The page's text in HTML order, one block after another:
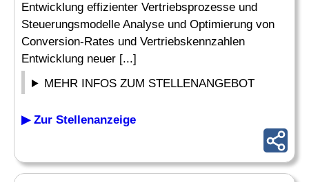
Entwicklung effizienter Vertriebsprozesse und
Steuerungsmodelle Analyse und Optimierung von
Conversion-Rates und Vertriebskennzahlen
Entwicklung neuer [...]
MEHR INFOS ZUM STELLENANGEBOT
▶ Zur Stellenanzeige